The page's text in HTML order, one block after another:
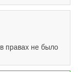
правах не было